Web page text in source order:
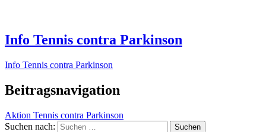
Info Tennis contra Parkinson
Info Tennis contra Parkinson
Beitragsnavigation
Aktion Tennis contra Parkinson
Suchen nach: